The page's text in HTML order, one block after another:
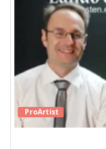
ProArtist